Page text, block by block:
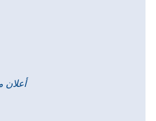
أعلان